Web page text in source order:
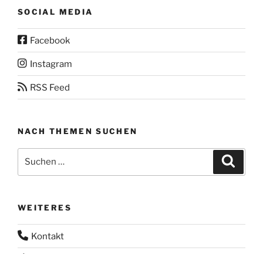
SOCIAL MEDIA
Facebook
Instagram
RSS Feed
NACH THEMEN SUCHEN
nach:
WEITERES
Kontakt